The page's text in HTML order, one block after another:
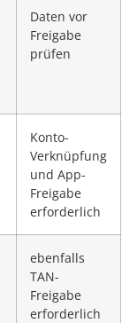
Daten vor
Freigabe
prüfen
Konto-
Verknüpfung
und App-
Freigabe
erforderlich
ebenfalls
TAN-
Freigabe
erforderlich